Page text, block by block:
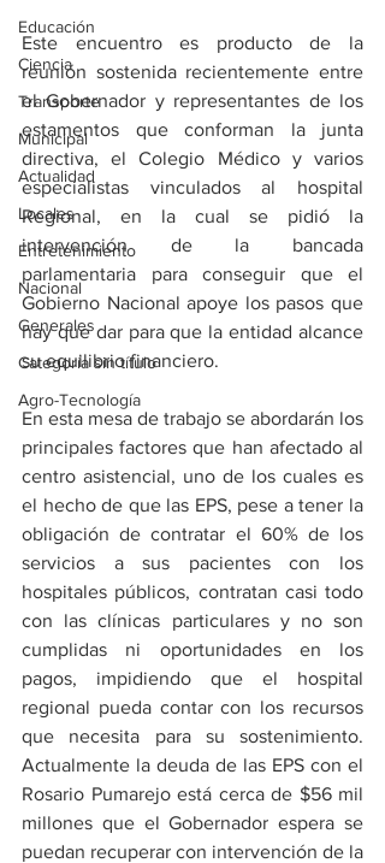
Educación
Ciencia
Transporte
Municipal
Actualidad
Locales
Entretenimiento
Nacional
Generales
Categoría sin título
Agro-Tecnología
Este encuentro es producto de la
reunión sostenida recientemente entre
el Gobernador y representantes de los
estamentos que conforman la junta
directiva, el Colegio Médico y varios
especialistas vinculados al hospital
Regional, en la cual se pidió la
intervención de la bancada
parlamentaria para conseguir que el
Gobierno Nacional apoye los pasos que
hay que dar para que la entidad alcance
su equilibrio financiero.
En esta mesa de trabajo se abordarán los
principales factores que han afectado al
centro asistencial, uno de los cuales es
el hecho de que las EPS, pese a tener la
obligación de contratar el 60% de los
servicios a sus pacientes con los
hospitales públicos, contratan casi todo
con las clínicas particulares y no son
cumplidas ni oportunidades en los
pagos, impidiendo que el hospital
regional pueda contar con los recursos
que necesita para su sostenimiento.
Actualmente la deuda de las EPS con el
Rosario Pumarejo está cerca de $56 mil
millones que el Gobernador espera se
puedan recuperar con intervención de la